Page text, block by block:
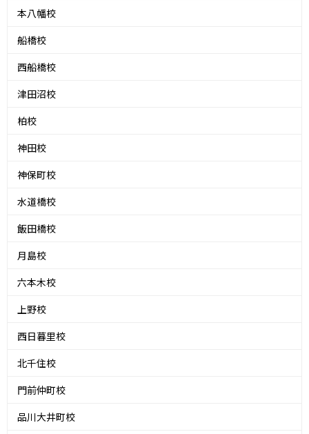
本八幡校
船橋校
西船橋校
津田沼校
柏校
神田校
神保町校
水道橋校
飯田橋校
月島校
六本木校
上野校
西日暮里校
北千住校
門前仲町校
品川大井町校